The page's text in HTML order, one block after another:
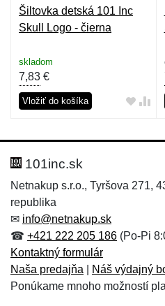
Šiltovka detská 101 Inc
Skull Logo - čierna
skladom
7,83 €
Vložiť do košíka
101inc.sk
Netnakup s.r.o., Tyršova 271,
republika
✉ info@netnakup.sk
☎ +421 222 205 186 (Po-Pi
Kontaktný formulár
Naša predajňa
Náš výdajný
Ponúkame mnoho možností